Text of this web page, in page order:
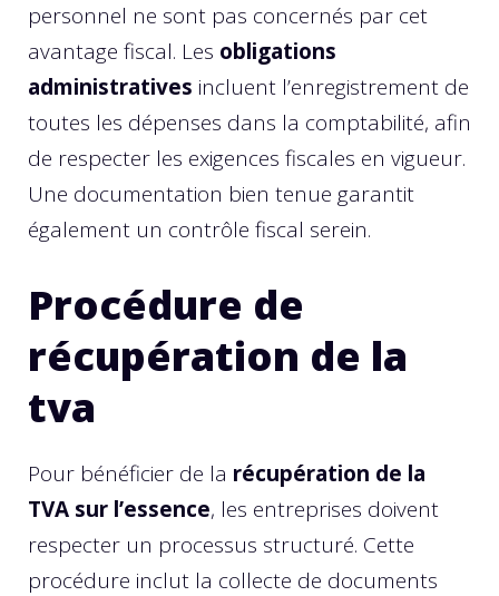
personnel ne sont pas concernés par cet
avantage fiscal. Les obligations
administratives incluent l’enregistrement de
toutes les dépenses dans la comptabilité, afin
de respecter les exigences fiscales en vigueur.
Une documentation bien tenue garantit
également un contrôle fiscal serein.
Procédure de
récupération de la
tva
Pour bénéficier de la récupération de la
TVA sur l’essence, les entreprises doivent
respecter un processus structuré. Cette
procédure inclut la collecte de documents